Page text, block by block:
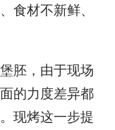
食材不新鲜、
胚，由于现场
的力度差异都
现烤这一步提